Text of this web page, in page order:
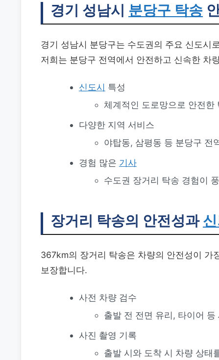
경기 성남시 분당구 탁송
경기 성남시 분당구는 수도권의 주요 신도시
저희는 분당구 전역에서 안전하고 신속한 차
신도시 특성
체계적인 도로망으로 안전한
다양한 지역 서비스
야탑동, 삼평동 등 분당구 전
경험 많은 기사
수도권 장거리 탁송 경험이
장거리 탁송의 안전성과
367km의 장거리 탁송은 차량의 안전성이 가
보장합니다.
사전 차량 검수
출발 전 전면 유리, 타이어 등
사진 촬영 기록
출발 시와 도착 시 차량 상태